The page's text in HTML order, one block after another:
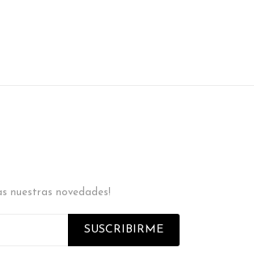
nuestras novedades!
SUSCRIBIRME